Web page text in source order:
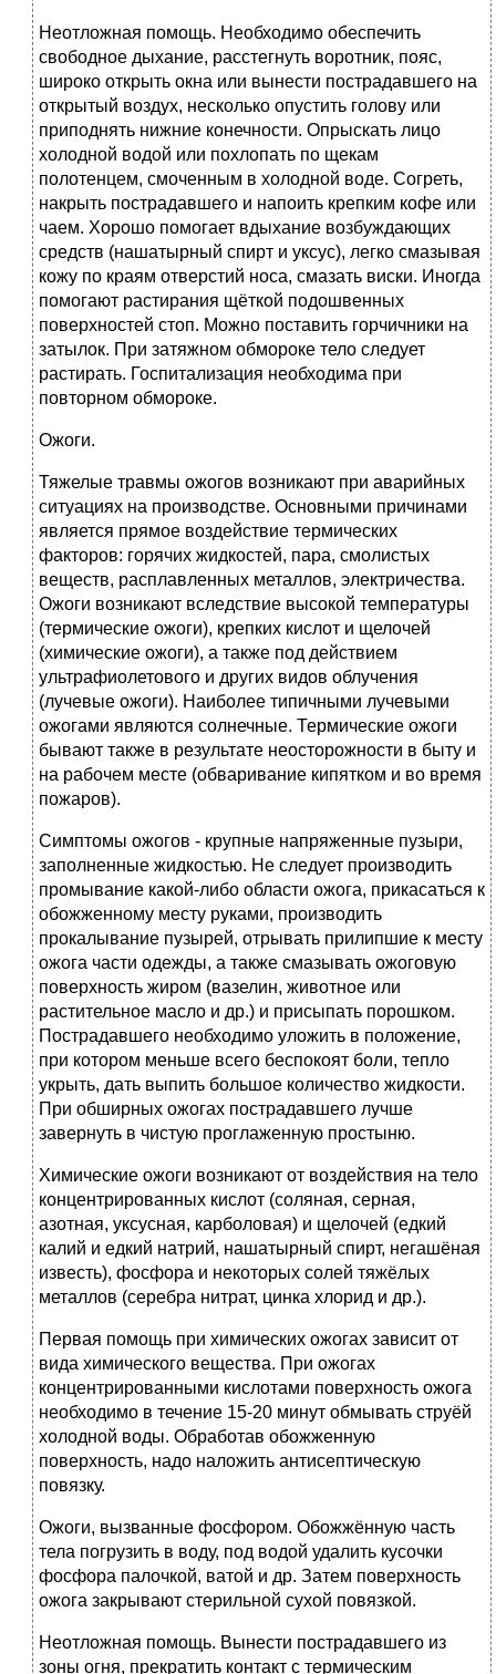
Неотложная помощь. Необходимо обеспечить
свободное дыхание, расстегнуть воротник, пояс,
широко открыть окна или вынести пострадавшего на
открытый воздух, несколько опустить голову или
приподнять нижние конечности. Опрыскать лицо
холодной водой или похлопать по щекам
полотенцем, смоченным в холодной воде. Согреть,
накрыть пострадавшего и напоить крепким кофе или
чаем. Хорошо помогает вдыхание возбуждающих
средств (нашатырный спирт и уксус), легко смазывая
кожу по краям отверстий носа, смазать виски. Иногда
помогают растирания щёткой подошвенных
поверхностей стоп. Можно поставить горчичники на
затылок. При затяжном обмороке тело следует
растирать. Госпитализация необходима при
повторном обмороке.
Ожоги.
Тяжелые травмы ожогов возникают при аварийных
ситуациях на производстве. Основными причинами
является прямое воздействие термических
факторов: горячих жидкостей, пара, смолистых
веществ, расплавленных металлов, электричества.
Ожоги возникают вследствие высокой температуры
(термические ожоги), крепких кислот и щелочей
(химические ожоги), а также под действием
ультрафиолетового и других видов облучения
(лучевые ожоги). Наиболее типичными лучевыми
ожогами являются солнечные. Термические ожоги
бывают также в результате неосторожности в быту и
на рабочем месте (обваривание кипятком и во время
пожаров).
Симптомы ожогов - крупные напряженные пузыри,
заполненные жидкостью. Не следует производить
промывание какой-либо области ожога, прикасаться к
обожженному месту руками, производить
прокалывание пузырей, отрывать прилипшие к месту
ожога части одежды, а также смазывать ожоговую
поверхность жиром (вазелин, животное или
растительное масло и др.) и присыпать порошком.
Пострадавшего необходимо уложить в положение,
при котором меньше всего беспокоят боли, тепло
укрыть, дать выпить большое количество жидкости.
При обширных ожогах пострадавшего лучше
завернуть в чистую проглаженную простыню.
Химические ожоги возникают от воздействия на тело
концентрированных кислот (соляная, серная,
азотная, уксусная, карболовая) и щелочей (едкий
калий и едкий натрий, нашатырный спирт, негашёная
известь), фосфора и некоторых солей тяжёлых
металлов (серебра нитрат, цинка хлорид и др.).
Первая помощь при химических ожогах зависит от
вида химического вещества. При ожогах
концентрированными кислотами поверхность ожога
необходимо в течение 15-20 минут обмывать струёй
холодной воды. Обработав обожженную
поверхность, надо наложить антисептическую
повязку.
Ожоги, вызванные фосфором. Обожжённую часть
тела погрузить в воду, под водой удалить кусочки
фосфора палочкой, ватой и др. Затем поверхность
ожога закрывают стерильной сухой повязкой.
Неотложная помощь. Вынести пострадавшего из
зоны огня, прекратить контакт с термическим